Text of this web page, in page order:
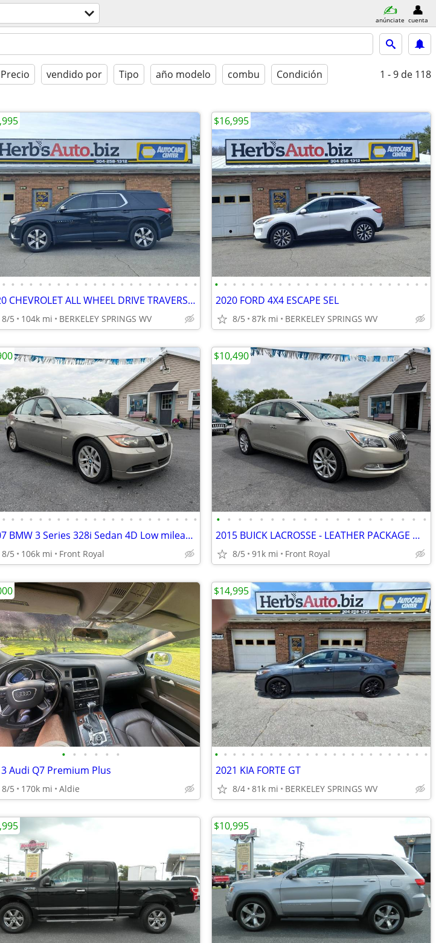
anúnciate cuenta
Precio vendido por Tipo año modelo combu Condición 1 - 9 de 118
• • • • • • • • • • • • • • • • • • • • • •
2020 CHEVROLET ALL WHEEL DRIVE TRAVERSE LT
8/5 104k mi BERKELEY SPRINGS WV
• • • • • • • • • • • • • • • • • • • • • • • •
2020 FORD 4X4 ESCAPE SEL
8/5 87k mi BERKELEY SPRINGS WV
$16,995
• • • • • • • • • • • • • • • • • • • • • •
2007 BMW 3 Series 328i Sedan 4D Low mileage Great Condition
8/5 106k mi Front Royal
• • • • • • • • • • • • • • • • • • • •
2015 BUICK LACROSSE - LEATHER PACKAGE & COMFORTABLE HIGHWAY CRUISER!!
8/5 91k mi Front Royal
$10,490
• • • • • •
Audi Q7 Premium Plus
8/5 170k mi Aldie
• • • • • • • • • • • • • • • • • • • • • • • •
2021 KIA FORTE GT
8/4 81k mi BERKELEY SPRINGS WV
$14,995
$10,995